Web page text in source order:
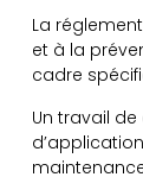
La
et à la
cadre
Un travail